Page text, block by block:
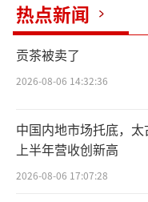
额，我们能看到
其中，阿里得益
淘宝闪购的爆发
端大模型通往物
去年即时零
了“集团作战”的
订单峰值破亿、
热点新闻
贡茶被卖了
2026-08-06 14:32:36
中国内地市场托底，
上半年营收创新高
2026-08-06 17:07:28